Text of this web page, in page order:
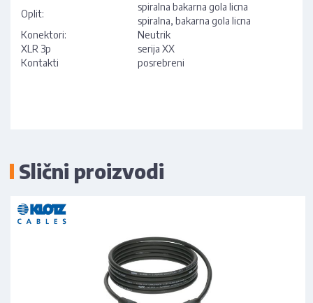
Oplit:
spiralna bakarna gola licna
spiralna, bakarna gola licna
Konektori:
Neutrik
XLR 3p
serija XX
Kontakti
posrebreni
Slični proizvodi